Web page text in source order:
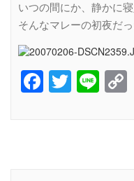
いつの間にか、静かに寝
そんなマレーの初夜だっ
Facebook
Twitter
Line